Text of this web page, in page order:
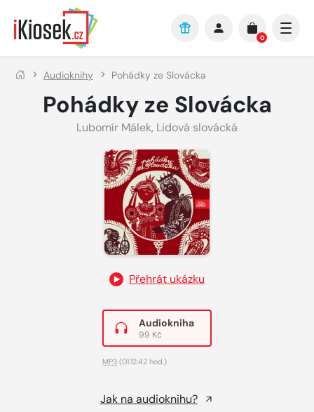
Přejít na hlavní obsah
0
Audioknihy Pohádky ze Slovácka
Pohádky ze Slovácka
Lubomír Málek, Lidová slovácká
Přehrát ukázku
Audiokniha
99 Kč
MP3 (01:12:42 hod.)
Jak na audioknihu?